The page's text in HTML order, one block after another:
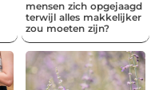
mensen zich opgejaagd
terwijl alles makkelijker
zou moeten zijn?